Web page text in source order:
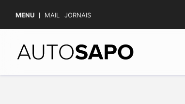
MENU MAIL JORNAIS